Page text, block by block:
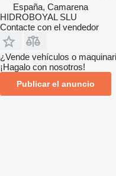
España, Camarena
HIDROBOYAL SLU
Contacte con el vendedor
¿Vende vehículos o
¡Hagalo con nosotros!
Publicar el anuncio